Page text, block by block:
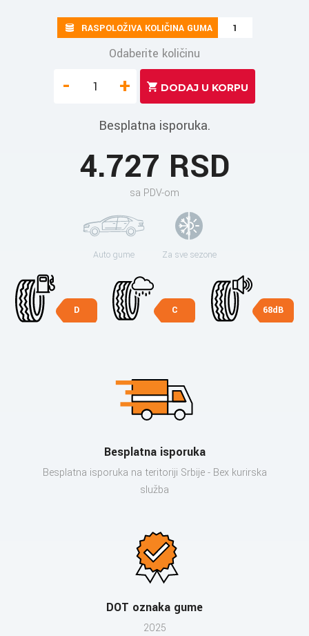
RASPOLOŽIVA KOLIČINA GUMA 1
Odaberite količinu
- +
Besplatna isporuka.
4.727 RSD
sa PDV-om
Auto gume Za sve sezone
D C 68dB
Besplatna isporuka
Besplatna isporuka na teritoriji Srbije - Bex kurirska
služba
DOT oznaka gume
2025